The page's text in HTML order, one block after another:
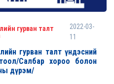
гурван талт
2022-03-
11
гурван талт үндэсний
Салбар хороо болон
дүрэм/